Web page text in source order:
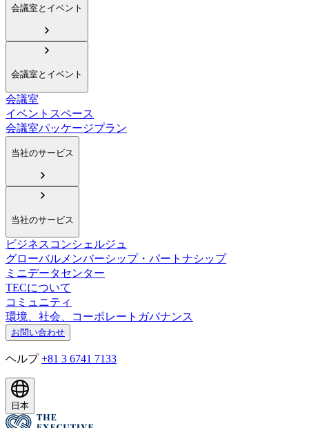
会議室とイベント
会議室とイベント
会議室
イベントスペース
会議室パッケージプラン
当社のサービス
当社のサービス
ビジネスコンシェルジュ
グローバルメンバーシップ・パートナシップ
ミニデータセンター
TECについて
コミュニティ
環境、社会、コーポレートガバナンス
お問い合わせ
ヘルプ +81 3 6741 7133
日本